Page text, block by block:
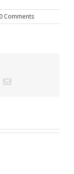
0 Comments
Email